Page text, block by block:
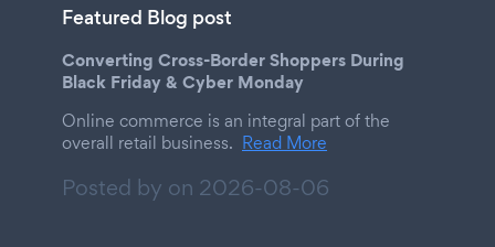
Featured Blog post
Converting Cross-Border Shoppers During
Black Friday & Cyber Monday
Online commerce is an integral part of the
overall retail business. Read More
Posted by on 2026-08-06